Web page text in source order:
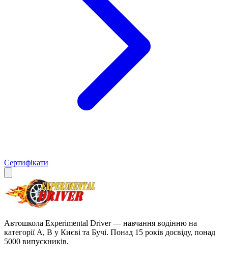
Сертифікати
Автошкола Experimental Driver — навчання водінню на
категорії A, B у Києві та Бучі. Понад 15 років досвіду, понад
5000 випускників.